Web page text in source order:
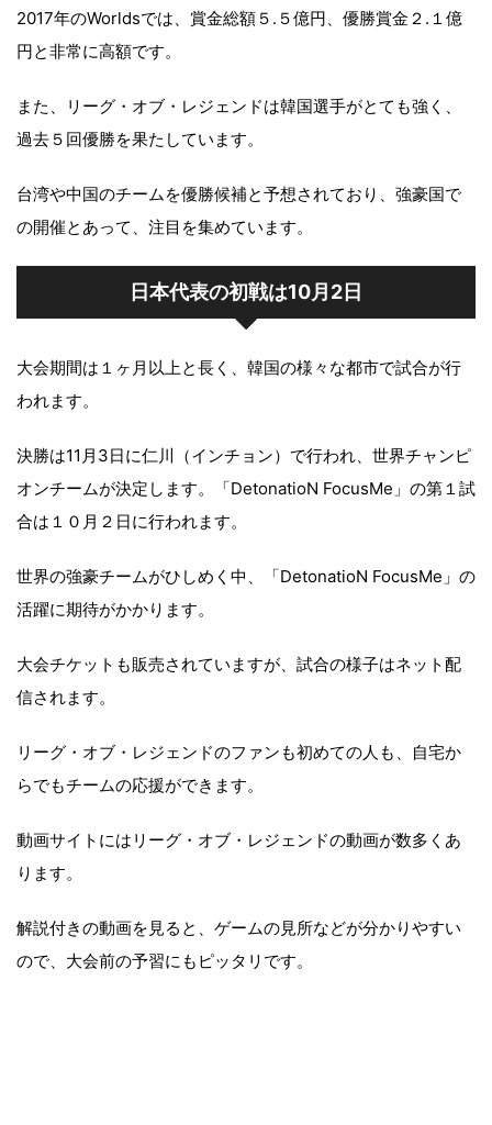
2017年のWorldsでは、賞金総額５.５億円、優勝賞金２.１億
円と非常に高額です。
また、リーグ・オブ・レジェンドは韓国選手がとても強く、
過去５回優勝を果たしています。
台湾や中国のチームを優勝候補と予想されており、強豪国で
の開催とあって、注目を集めています。
日本代表の初戦は10月2日
大会期間は１ヶ月以上と長く、韓国の様々な都市で試合が行
われます。
決勝は11月3日に仁川（インチョン）で行われ、世界チャンピ
オンチームが決定します。「DetonatioN FocusMe」の第１試
合は１０月２日に行われます。
世界の強豪チームがひしめく中、「DetonatioN FocusMe」の
活躍に期待がかかります。
大会チケットも販売されていますが、試合の様子はネット配
信されます。
リーグ・オブ・レジェンドのファンも初めての人も、自宅か
らでもチームの応援ができます。
動画サイトにはリーグ・オブ・レジェンドの動画が数多くあ
ります。
解説付きの動画を見ると、ゲームの見所などが分かりやすい
ので、大会前の予習にもピッタリです。